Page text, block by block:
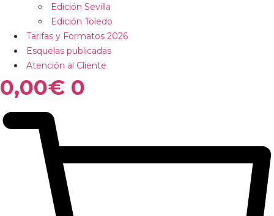
Edición Sevilla
Edición Toledo
Tarifas y Formatos 2026
Esquelas publicadas
Atención al Cliente
0,00€ 0